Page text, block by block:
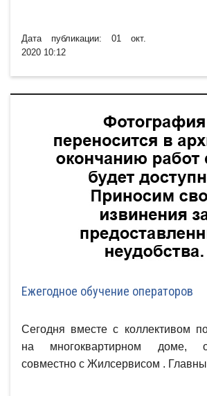
Дата публикации: 01 окт.
2020 10:12
Ежегодное обучение операторов
Сегодня вместе с коллективом
на многоквартирном доме,
совместно с Жилсервисом .